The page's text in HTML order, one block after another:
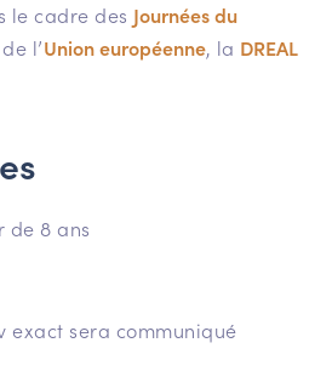
le cadre des Journées du
l’Union européenne, la DREAL
de 8 ans
exact sera communiqué